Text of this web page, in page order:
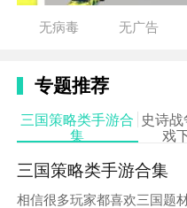
无病毒 无广告
专题推荐
三国策略类手游合
集
史诗
戏
三国策略类手游合集
相信很多玩家都喜欢三国题